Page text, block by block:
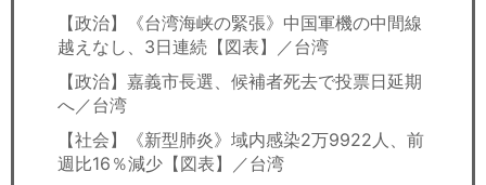
【政治】《台湾海峡の緊張》中国軍機の中間線
越えなし、3日連続【図表】／台湾
【政治】嘉義市長選、候補者死去で投票日延期
へ／台湾
【社会】《新型肺炎》域内感染2万9922人、前
週比16％減少【図表】／台湾